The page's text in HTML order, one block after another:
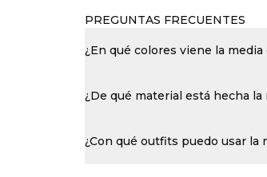
PREGUNTAS FRECUENTES
¿En qué colores viene la media
¿De qué material está hecha la
¿Con qué outfits puedo usar la